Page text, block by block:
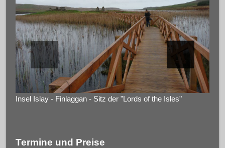
Insel Islay - Finlaggan - Sitz der "Lords of the Isles"
Termine und Preise